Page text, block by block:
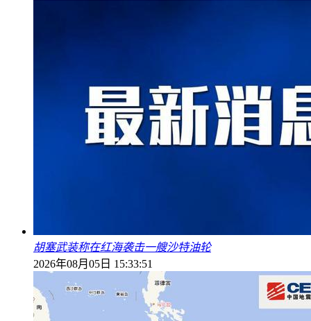
胡塞武装称在红海袭击一艘沙特油轮
2026年08月05日 15:33:51